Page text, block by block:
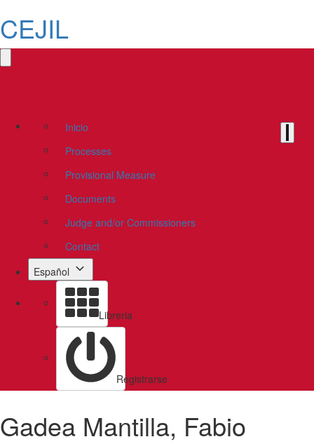
CEJIL
Inicio
Processes
Provisional Measure
Documents
Judge and/or Commissioners
Contact
Español
Libreria
Registrarse
Gadea Mantilla, Fabio